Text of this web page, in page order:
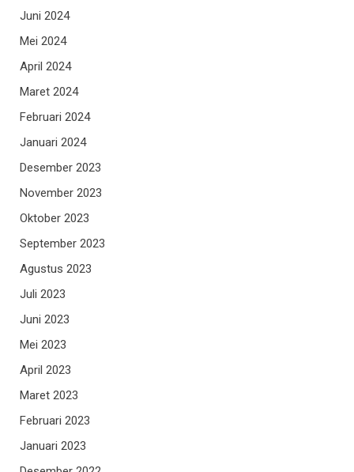
Juni 2024
Mei 2024
April 2024
Maret 2024
Februari 2024
Januari 2024
Desember 2023
November 2023
Oktober 2023
September 2023
Agustus 2023
Juli 2023
Juni 2023
Mei 2023
April 2023
Maret 2023
Februari 2023
Januari 2023